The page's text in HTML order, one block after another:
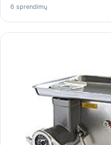
6 sprendimų